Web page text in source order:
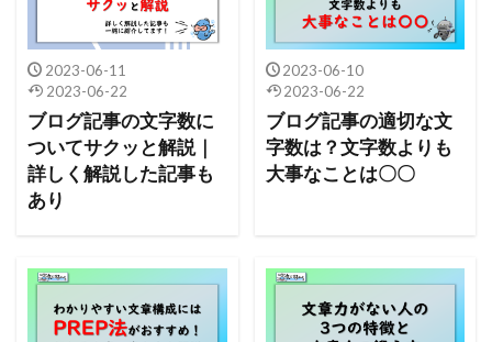
2023-06-11
2023-06-22
ブログ記事の文字数に
ついてサクッと解説｜
詳しく解説した記事も
あり
2023-06-10
2023-06-22
ブログ記事の適切な文
字数は？文字数よりも
大事なことは〇〇